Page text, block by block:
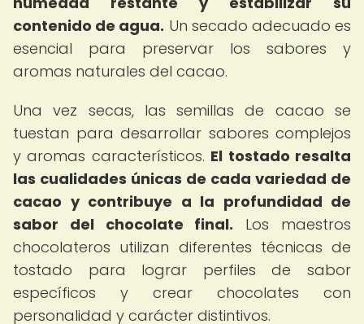
contenido de agua. Un secado adecuado es
esencial para preservar los sabores y
aromas naturales del cacao.
Una vez secas, las semillas de cacao se
tuestan para desarrollar sabores complejos
y aromas característicos. El tostado resalta
las cualidades únicas de cada variedad de
cacao y contribuye a la profundidad de
sabor del chocolate final. Los maestros
chocolateros utilizan diferentes técnicas de
tostado para lograr perfiles de sabor
específicos y crear chocolates con
personalidad y carácter distintivos.